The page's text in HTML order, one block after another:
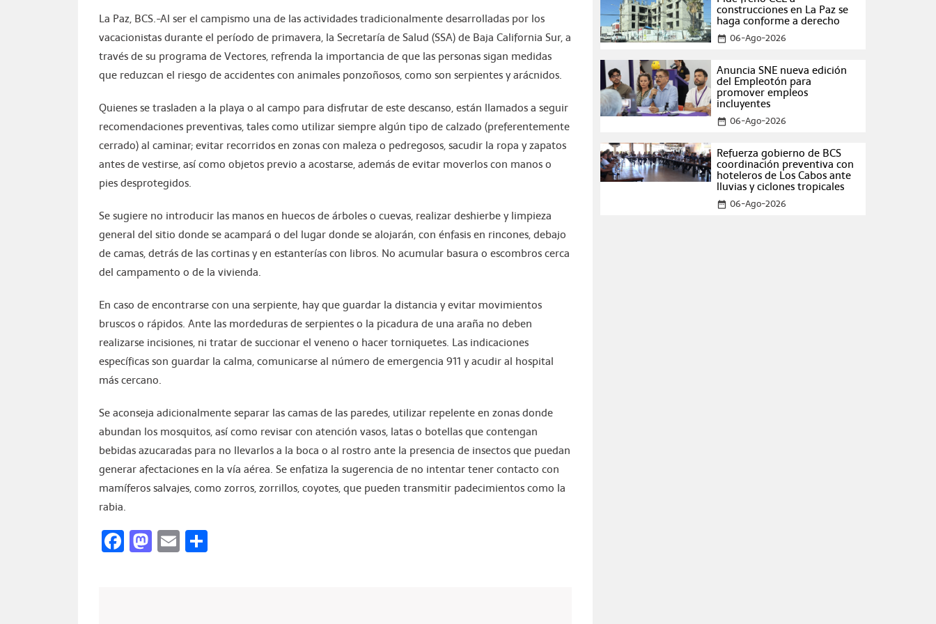
La Paz, BCS.-Al ser el campismo una de las actividades tradicionalmente desarrolladas por los
vacacionistas durante el período de primavera, la Secretaría de Salud (SSA) de Baja California Sur, a
través de su programa de Vectores, refrenda la importancia de que las personas sigan medidas
que reduzcan el riesgo de accidentes con animales ponzoñosos, como son serpientes y arácnidos.
Quienes se trasladen a la playa o al campo para disfrutar de este descanso, están llamados a seguir
recomendaciones preventivas, tales como utilizar siempre algún tipo de calzado (preferentemente
cerrado) al caminar; evitar recorridos en zonas con maleza o pedregosos, sacudir la ropa y zapatos
antes de vestirse, así como objetos previo a acostarse, además de evitar moverlos con manos o
pies desprotegidos.
Se sugiere no introducir las manos en huecos de árboles o cuevas, realizar deshierbe y limpieza
general del sitio donde se acampará o del lugar donde se alojarán, con énfasis en rincones, debajo
de camas, detrás de las cortinas y en estanterías con libros. No acumular basura o escombros cerca
del campamento o de la vivienda.
En caso de encontrarse con una serpiente, hay que guardar la distancia y evitar movimientos
bruscos o rápidos. Ante las mordeduras de serpientes o la picadura de una araña no deben
realizarse incisiones, ni tratar de succionar el veneno o hacer torniquetes. Las indicaciones
específicas son guardar la calma, comunicarse al número de emergencia 911 y acudir al hospital
más cercano.
Se aconseja adicionalmente separar las camas de las paredes, utilizar repelente en zonas donde
abundan los mosquitos, así como revisar con atención vasos, latas o botellas que contengan
bebidas azucaradas para no llevarlos a la boca o al rostro ante la presencia de insectos que puedan
generar afectaciones en la vía aérea. Se enfatiza la sugerencia de no intentar tener contacto con
mamíferos salvajes, como zorros, zorrillos, coyotes, que pueden transmitir padecimientos como la
rabia.
Facebook
Mastodon
Email
construcciones en La Paz se
haga conforme a derecho
date_range 06-Ago-2026
Anuncia SNE nueva edición
del Empleotón para
promover empleos
incluyentes
date_range 06-Ago-2026
Refuerza gobierno de BCS
coordinación preventiva con
hoteleros de Los Cabos ante
lluvias y ciclones tropicales
date_range 06-Ago-2026